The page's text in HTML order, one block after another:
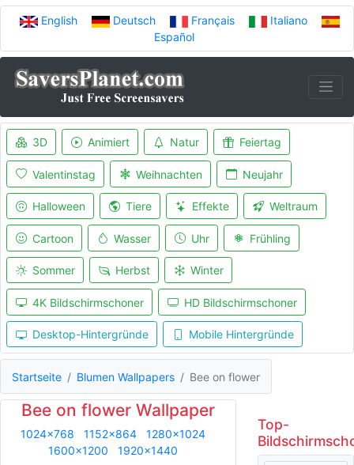
English Deutsch Français
Italiano
Español
3D Animiert Natur Feiertag
Valentinstag Weihnachten Neujahr
Halloween Tiere Effekte Weltraum
Cartoon Wasser Uhr Frühling
Sommer Herbst Winter
4K Bildschirmschoner HD Bildschirmschoner
Desktop-Hintergründe Mobile Hintergründe
Startseite Blumen Wallpapers Bee on flower
Bee on flower Wallpaper
1024x768 1152x864
1280x1024
1600x1200
1920x1440
Top-